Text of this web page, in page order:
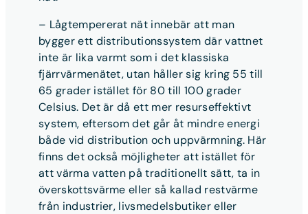
– Lågtempererat nät innebär att man
bygger ett distributionssystem där vattnet
inte är lika varmt som i det klassiska
fjärrvärmenätet, utan håller sig kring 55 till
65 grader istället för 80 till 100 grader
Celsius. Det är då ett mer resurseffektivt
system, eftersom det går åt mindre energi
både vid distribution och uppvärmning. Här
finns det också möjligheter att istället för
att värma vatten på traditionellt sätt, ta in
överskottsvärme eller så kallad restvärme
från industrier, livsmedelsbutiker eller